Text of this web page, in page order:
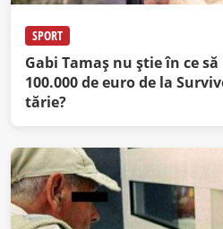
SPORT
Gabi Tamaş nu ştie în ce
100.000 de euro de la
tărie?